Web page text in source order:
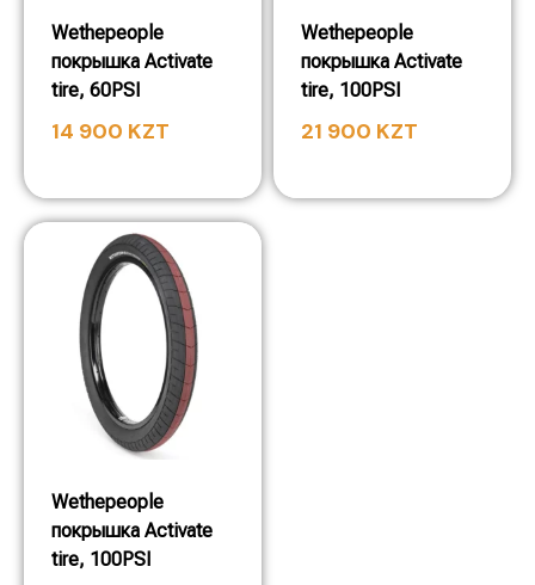
Wethepeople
покрышка Activate
tire, 60PSI
14 900 KZT
Wethepeople
покрышка Activate
tire, 100PSI
21 900 KZT
Wethepeople
покрышка Activate
tire, 100PSI